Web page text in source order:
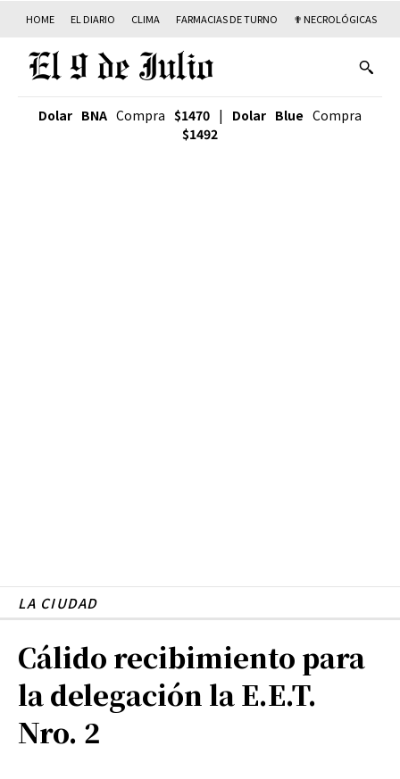
HOME EL DIARIO CLIMA FARMACIAS DE TURNO ✟ NECROLÓGICAS
Dolar BNA Compra $1470 | Dolar Blue Compra
$1492
LA CIUDAD
Cálido recibimiento para
la delegación la E.E.T.
Nro. 2